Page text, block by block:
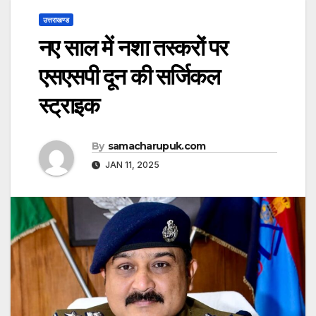
उत्तराखण्ड
नए साल में नशा तस्करों पर
एसएसपी दून की सर्जिकल
स्ट्राइक
By samacharupuk.com
JAN 11, 2025